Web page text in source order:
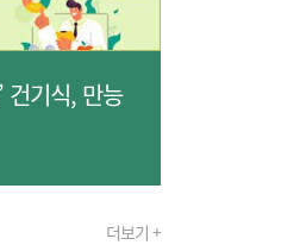
건기식, 만능
더보기 +